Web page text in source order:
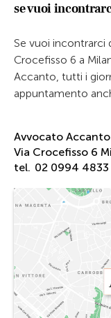
se vuoi
Se vuoi incontrarci
Crocefisso 6 a
Accanto, tutti i
appuntamento
Avvocato Accanto
Via Crocefisso 6
tel. 02 0994 4833